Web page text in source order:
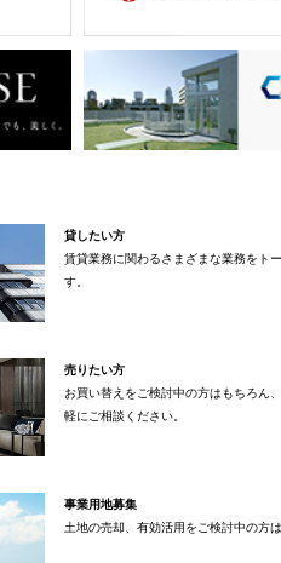
貸したい方
賃貸業務に関わるさまざまな業務をト
す。
売りたい方
お買い替えをご検討中の方はもちろん
軽にご相談ください。
事業用地募集
土地の売却、有効活用をご検討中の方